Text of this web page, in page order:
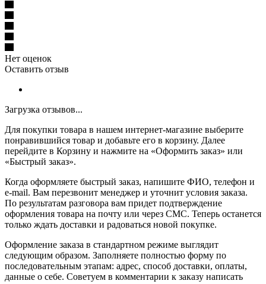
Нет оценок
Оставить отзыв
Загрузка отзывов...
Для покупки товара в нашем интернет-магазине выберите
понравившийся товар и добавьте его в корзину. Далее
перейдите в Корзину и нажмите на «Оформить заказ» или
«Быстрый заказ».
Когда оформляете быстрый заказ, напишите ФИО, телефон и
e-mail. Вам перезвонит менеджер и уточнит условия заказа.
По результатам разговора вам придет подтверждение
оформления товара на почту или через СМС. Теперь останется
только ждать доставки и радоваться новой покупке.
Оформление заказа в стандартном режиме выглядит
следующим образом. Заполняете полностью форму по
последовательным этапам: адрес, способ доставки, оплаты,
данные о себе. Советуем в комментарии к заказу написать